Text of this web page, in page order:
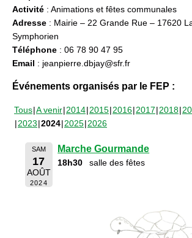
Activité : Animations et fêtes communales
Adresse : Mairie – 22 Grande Rue – 17620
Symphorien
Téléphone : 06 78 90 47 95
Email : jeanpierre.dbjay@sfr.fr
Événements organisés par le FEP :
Tous A venir 2014 2015 2016 2017 2018
2023 2024 2025 2026
SAM
17
AOÛT
2024
Marche Gourmande
18h30 salle des fêtes